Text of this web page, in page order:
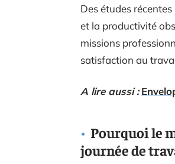
Des études
et la productivité
missions
satisfaction au
A lire aussi :
Pourquoi le
journée de